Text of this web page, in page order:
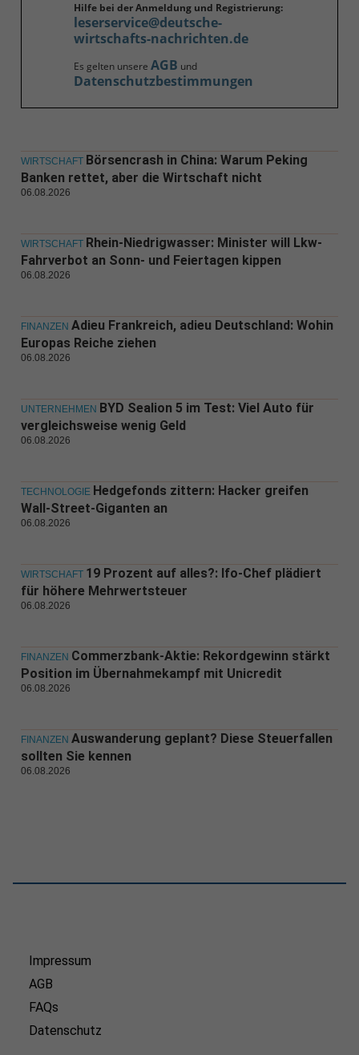
Hilfe bei der Anmeldung und Registrierung:
leserservice@deutsche-
wirtschafts-nachrichten.de
Es gelten unsere AGB und
Datenschutzbestimmungen
WIRTSCHAFT Börsencrash in China: Warum Peking
Banken rettet, aber die Wirtschaft nicht
06.08.2026
WIRTSCHAFT Rhein-Niedrigwasser: Minister will Lkw-
Fahrverbot an Sonn- und Feiertagen kippen
06.08.2026
FINANZEN Adieu Frankreich, adieu Deutschland: Wohin
Europas Reiche ziehen
06.08.2026
UNTERNEHMEN BYD Sealion 5 im Test: Viel Auto für
vergleichsweise wenig Geld
06.08.2026
TECHNOLOGIE Hedgefonds zittern: Hacker greifen
Wall-Street-Giganten an
06.08.2026
WIRTSCHAFT 19 Prozent auf alles?: Ifo-Chef plädiert
für höhere Mehrwertsteuer
06.08.2026
FINANZEN Commerzbank-Aktie: Rekordgewinn stärkt
Position im Übernahmekampf mit Unicredit
06.08.2026
FINANZEN Auswanderung geplant? Diese Steuerfallen
sollten Sie kennen
06.08.2026
Impressum
AGB
FAQs
Datenschutz